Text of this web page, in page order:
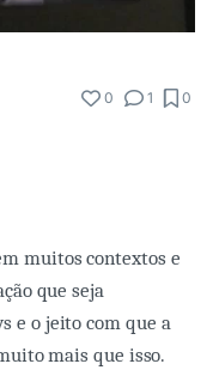
0 1 0
muitos contextos e
que seja
e o jeito com que a
mais que isso.